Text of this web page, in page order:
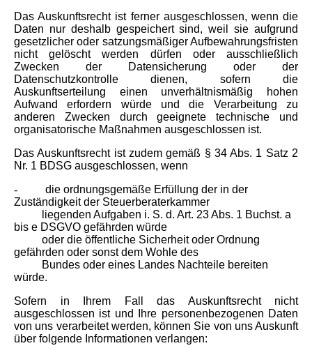
Das Auskunftsrecht ist ferner ausgeschlossen, wenn die
Daten nur deshalb gespeichert sind, weil sie aufgrund
gesetzlicher oder satzungsmäßiger Aufbewahrungsfristen
nicht gelöscht werden dürfen oder ausschließlich
Zwecken der Datensicherung oder der
Datenschutzkontrolle dienen, sofern die
Auskunftserteilung einen unverhältnismäßig hohen
Aufwand erfordern würde und die Verarbeitung zu
anderen Zwecken durch geeignete technische und
organisatorische Maßnahmen ausgeschlossen ist.
Das Auskunftsrecht ist zudem gemäß § 34 Abs. 1 Satz 2
Nr. 1 BDSG ausgeschlossen, wenn
- die ordnungsgemäße Erfüllung der in der
Zuständigkeit der Steuerberaterkammer
liegenden Aufgaben i. S. d. Art. 23 Abs. 1 Buchst. a
bis e DSGVO gefährden würde
oder die öffentliche Sicherheit oder Ordnung
gefährden oder sonst dem Wohle des
Bundes oder eines Landes Nachteile bereiten
würde.
Sofern in Ihrem Fall das Auskunftsrecht nicht
ausgeschlossen ist und Ihre personenbezogenen Daten
von uns verarbeitet werden, können Sie von uns Auskunft
über folgende Informationen verlangen: